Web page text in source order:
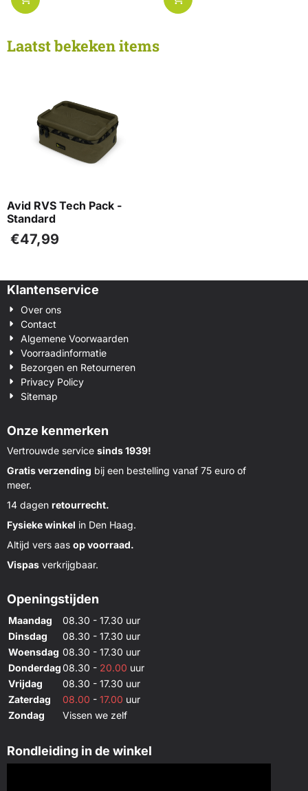
Laatst bekeken items
Avid RVS Tech Pack -
Standard
€47,99
Klantenservice
Over ons
Contact
Algemene Voorwaarden
Voorraadinformatie
Bezorgen en Retourneren
Privacy Policy
Sitemap
Onze kenmerken
Vertrouwde service sinds 1939!
Gratis verzending bij een bestelling vanaf 75 euro of
meer.
14 dagen retourrecht.
Fysieke winkel in Den Haag.
Altijd vers aas op voorraad.
Vispas verkrijgbaar.
Openingstijden
Maandag
08.30 - 17.30 uur
Dinsdag
08.30 - 17.30 uur
Woensdag 08.30 - 17.30 uur
Donderdag08.30 - 20.00 uur
Vrijdag
08.30 - 17.30 uur
Zaterdag
08.00 - 17.00 uur
Zondag
Vissen we zelf
Rondleiding in de winkel